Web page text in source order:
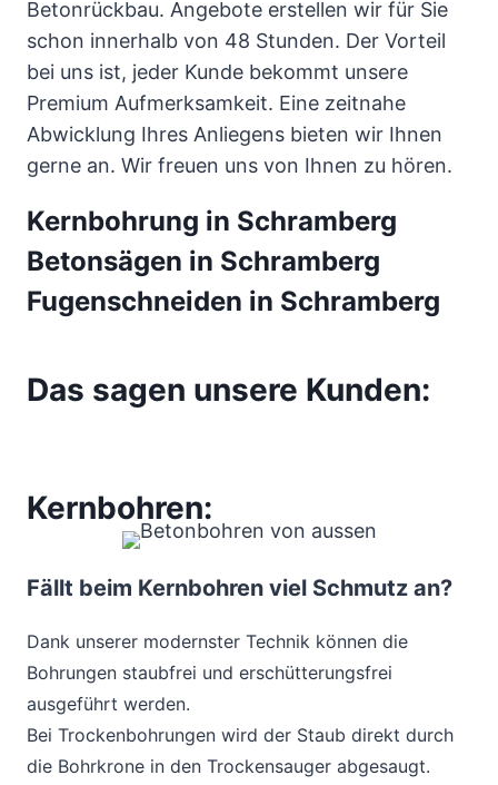
Betonrückbau. Angebote erstellen wir für Sie
schon innerhalb von 48 Stunden. Der Vorteil
bei uns ist, jeder Kunde bekommt unsere
Premium Aufmerksamkeit. Eine zeitnahe
Abwicklung Ihres Anliegens bieten wir Ihnen
gerne an. Wir freuen uns von Ihnen zu hören.
Kernbohrung in Schramberg
Betonsägen in Schramberg
Fugenschneiden in Schramberg
Das sagen unsere Kunden:
Kernbohren:
Fällt beim Kernbohren viel Schmutz an?
Dank unserer modernster Technik können die
Bohrungen staubfrei und erschütterungsfrei
ausgeführt werden.
Bei Trockenbohrungen wird der Staub direkt durch
die Bohrkrone in den Trockensauger abgesaugt.